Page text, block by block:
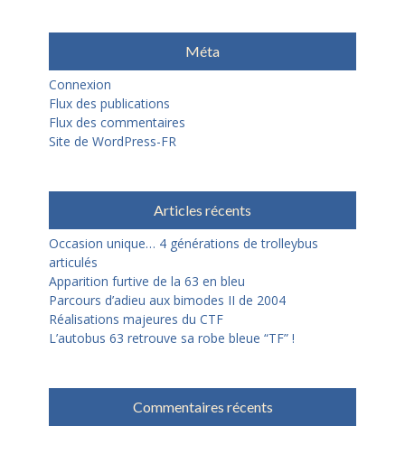
Méta
Connexion
Flux des publications
Flux des commentaires
Site de WordPress-FR
Articles récents
Occasion unique… 4 générations de trolleybus
articulés
Apparition furtive de la 63 en bleu
Parcours d’adieu aux bimodes II de 2004
Réalisations majeures du CTF
L’autobus 63 retrouve sa robe bleue “TF” !
Commentaires récents